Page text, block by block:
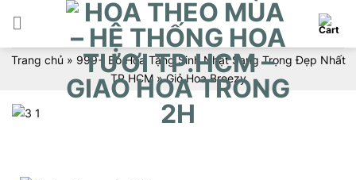
content
Trang chủ » 999+ Bó Hoa Tặng Sinh Nhật Sang Trọng Đẹp Nhất
TP.HCM»Giỏ Hoa Breezy